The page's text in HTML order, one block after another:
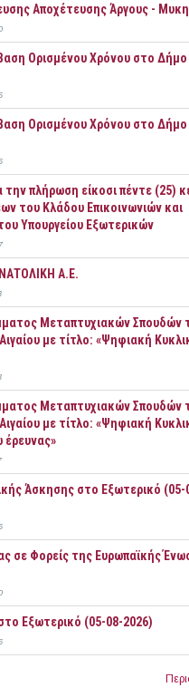
Αποχέτευσης Άργους -
Ορισμένου Χρόνου στο
Ορισμένου Χρόνου στο Δήμο
την πλήρωση είκοσι πέντε (25)
του Κλάδου Επικοινωνιών και
Υπουργείου Εξωτερικών
Α.Ε.
Μεταπτυχιακών Σπουδών
με τίτλο: «Ψηφιακή
Μεταπτυχιακών Σπουδών
με τίτλο: «Ψηφιακή
έρευνας»
Άσκησης στο Εξωτερικό (05-
σε Φορείς της Ευρωπαϊκής
Εξωτερικό (05-08-2026)